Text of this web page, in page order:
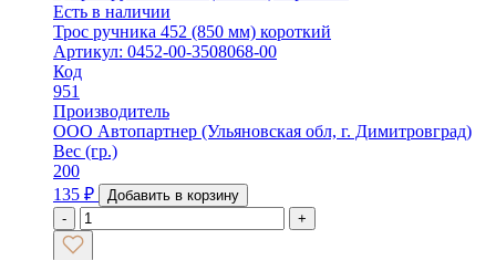
Есть в наличии
Трос ручника 452 (850 мм) короткий
Артикул: 0452-00-3508068-00
Код
951
Производитель
ООО Автопартнер (Ульяновская обл, г. Димитровград)
Вес (гр.)
200
135 ₽
Добавить в корзину
-
+